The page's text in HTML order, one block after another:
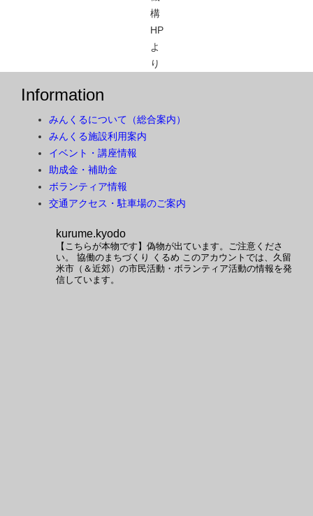
構
HP
よ
り
Information
みんくるについて（総合案内）
みんくる施設利用案内
イベント・講座情報
助成金・補助金
ボランティア情報
交通アクセス・駐車場のご案内
kurume.kyodo
【こちらが本物です】偽物が出ています。ご注意くださ
い。
協働のまちづくり くるめ このアカウントでは、久留
米市（＆近郊）の市民活動・ボランティア活動の情報を発
信しています。